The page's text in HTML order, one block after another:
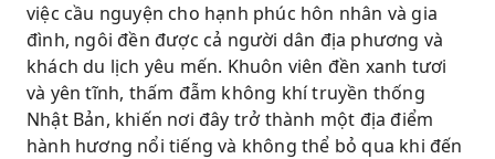
việc cầu nguyện cho hạnh phúc hôn nhân và gia
đình, ngôi đền được cả người dân địa phương và
khách du lịch yêu mến. Khuôn viên đền xanh tươi
và yên tĩnh, thấm đẫm không khí truyền thống
Nhật Bản, khiến nơi đây trở thành một địa điểm
hành hương nổi tiếng và không thể bỏ qua khi đến